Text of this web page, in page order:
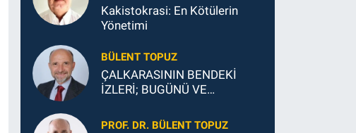
Kakistokrasi: En Kötülerin
Yönetimi
BÜLENT TOPUZ
ÇALKARASININ BENDEKİ
İZLERİ; BUGÜNÜ VE
PROF. DR. BÜLENT TOPUZ